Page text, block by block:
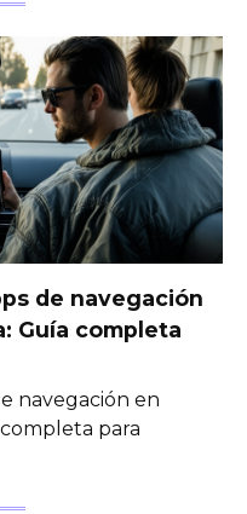
de navegación
Guía completa
navegación en
para